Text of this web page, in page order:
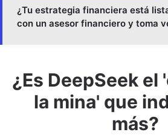
¿Tu estrategia financiera está
con un asesor financiero y toma
¿Es DeepSeek el
la mina' que
más?